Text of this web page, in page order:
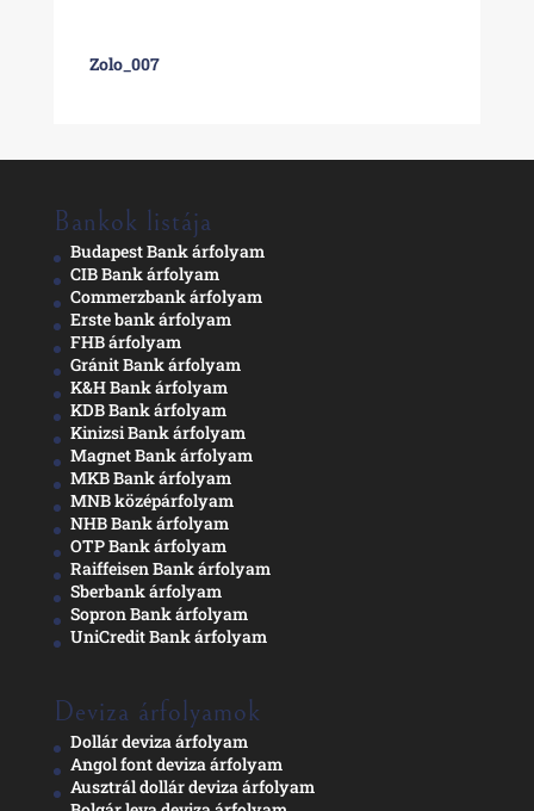
Zolo_007
Bankok listája
Budapest Bank árfolyam
CIB Bank árfolyam
Commerzbank árfolyam
Erste bank árfolyam
FHB árfolyam
Gránit Bank árfolyam
K&H Bank árfolyam
KDB Bank árfolyam
Kinizsi Bank árfolyam
Magnet Bank árfolyam
MKB Bank árfolyam
MNB középárfolyam
NHB Bank árfolyam
OTP Bank árfolyam
Raiffeisen Bank árfolyam
Sberbank árfolyam
Sopron Bank árfolyam
UniCredit Bank árfolyam
Deviza árfolyamok
Dollár deviza árfolyam
Angol font deviza árfolyam
Ausztrál dollár deviza árfolyam